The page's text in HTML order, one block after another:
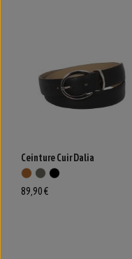
Ceinture Cuir Dalia
89,90 €